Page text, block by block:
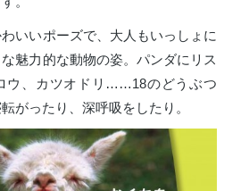
いいポーズで、大人もいっしょに
魅力的な動物の姿。パンダにリス
ウ、カツオドリ……18のどうぶつ
がったり、深呼吸をしたり。